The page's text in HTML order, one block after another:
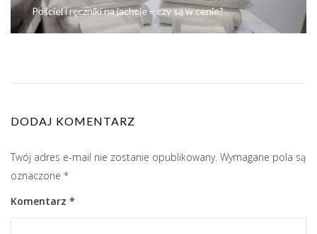
Pościel i ręczniki na jachcie – czy są w cenie?
DODAJ KOMENTARZ
Twój adres e-mail nie zostanie opublikowany. Wymagane pola są
oznaczone *
Komentarz *